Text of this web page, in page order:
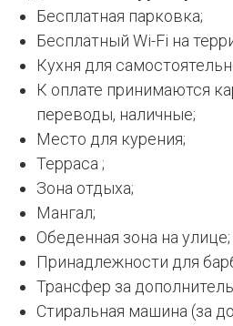
Бесплатная парковка;
Бесплатный Wi-Fi на
Кухня для
К оплате принимаются
переводы, наличные;
Место для курения;
Терраса ;
Зона отдыха;
Мангал;
Обеденная зона на улице;
Принадлежности для
Трансфер за
Стиральная машина (за